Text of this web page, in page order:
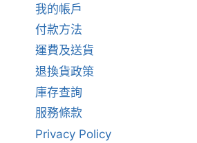
我的帳戶
付款方法
運費及送貨
退換貨政策
庫存查詢
服務條款
Privacy Policy